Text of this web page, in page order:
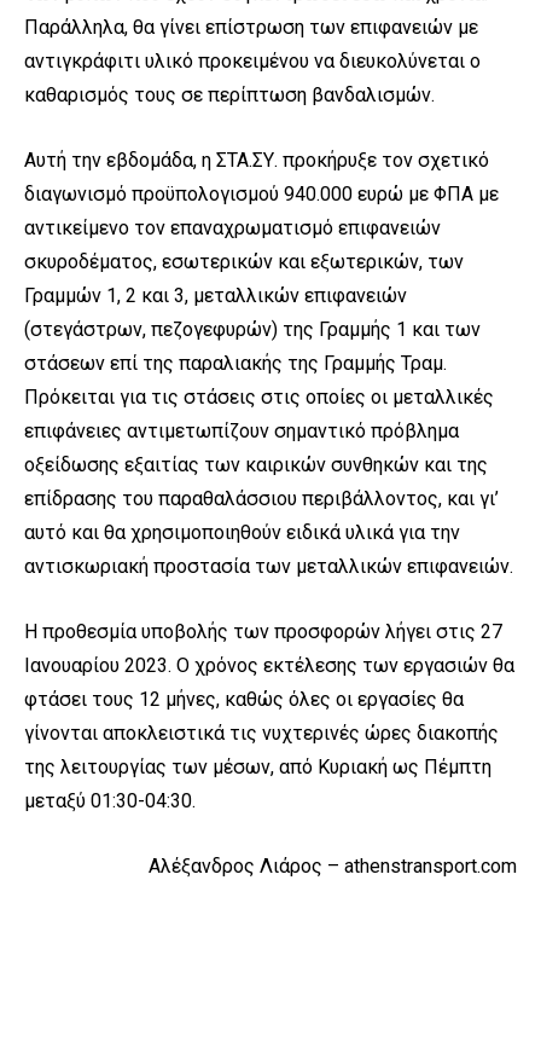
Παράλληλα, θα γίνει επίστρωση των επιφανειών με
αντιγκράφιτι υλικό προκειμένου να διευκολύνεται ο
καθαρισμός τους σε περίπτωση βανδαλισμών.
Αυτή την εβδομάδα, η ΣΤΑ.ΣΥ. προκήρυξε τον σχετικό
διαγωνισμό προϋπολογισμού 940.000 ευρώ με ΦΠΑ με
αντικείμενο τον επαναχρωματισμό επιφανειών
σκυροδέματος, εσωτερικών και εξωτερικών, των
Γραμμών 1, 2 και 3, μεταλλικών επιφανειών
(στεγάστρων, πεζογεφυρών) της Γραμμής 1 και των
στάσεων επί της παραλιακής της Γραμμής Τραμ.
Πρόκειται για τις στάσεις στις οποίες οι μεταλλικές
επιφάνειες αντιμετωπίζουν σημαντικό πρόβλημα
οξείδωσης εξαιτίας των καιρικών συνθηκών και της
επίδρασης του παραθαλάσσιου περιβάλλοντος, και γι’
αυτό και θα χρησιμοποιηθούν ειδικά υλικά για την
αντισκωριακή προστασία των μεταλλικών επιφανειών.
Η προθεσμία υποβολής των προσφορών λήγει στις 27
Ιανουαρίου 2023. Ο χρόνος εκτέλεσης των εργασιών θα
φτάσει τους 12 μήνες, καθώς όλες οι εργασίες θα
γίνονται αποκλειστικά τις νυχτερινές ώρες διακοπής
της λειτουργίας των μέσων, από Κυριακή ως Πέμπτη
μεταξύ 01:30-04:30.
Αλέξανδρος Λιάρος – athenstransport.com